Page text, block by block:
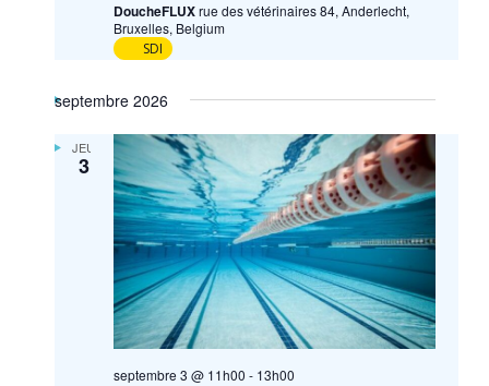
DoucheFLUXrue des vétérinaires 84, Anderlecht,
Bruxelles, Belgium
SDI
septembre 2026
JEU
3
septembre 3 @ 11h00 - 13h00